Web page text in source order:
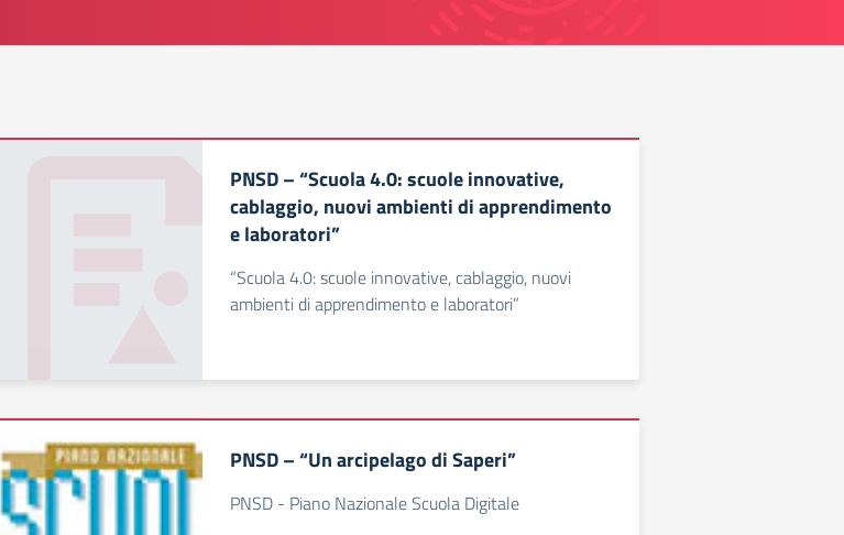
PNSD – “Scuola 4.0: scuole innovative,
cablaggio, nuovi ambienti di apprendimento
e laboratori”
“Scuola 4.0: scuole innovative, cablaggio, nuovi
ambienti di apprendimento e laboratori”
PNSD – “Un arcipelago di Saperi”
PNSD - Piano Nazionale Scuola Digitale